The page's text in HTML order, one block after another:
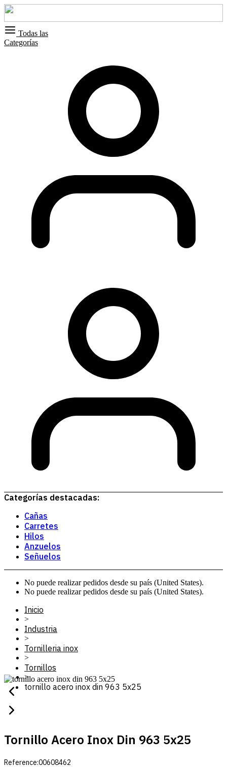
Todas las
Categorías
Categorías destacadas:
Cañas
Carretes
Hilos
Anzuelos
Señuelos
No puede realizar pedidos desde su país (United States).
No puede realizar pedidos desde su país (United States).
Inicio
>
Industria
>
Tornilleria inox
>
Tornillos
>
tornillo acero inox din 963 5x25
Tornillo Acero Inox Din 963 5x25
Reference:00608462